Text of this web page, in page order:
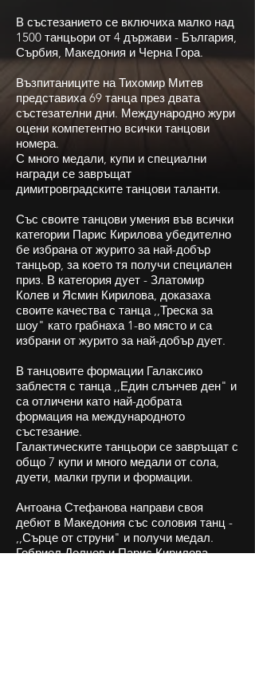
В състезанието се включиха малко над
1500 танцьори от 4 държави - България,
Сърбия, Македония и Черна Гора.
Възпитаниците на Тихомир Митев
представиха 69 танца през двата
състезателни дни. Международно жури
оцени компетентно всички танцови
номера.
С много медали, купи и специални
награди се завръщат
димитровградските танцови таланти.
Със своите танцови умения във всички
категории Парис Кирилова убедително
бе избрана от журито за най-добър
танцьор, за което тя получи специален
приз. В категория дует - Златомир
Колев и Ясмин Кирилова, доказаха
своите качества с танца ,,Треска за
шоу" като грабнаха 1-во място и са
избрани от журито за най-добър дует.
В танцовите формации Галаксико
заблестя с танца ,,Един слънчев ден" и
са отличени като най-добрата
формация на международното
състезание.
Галактическите танцьори се завръщат с
общо 7 купи и много медали от сола,
дуети, малки групи и формации.
Антоана Стефанова направи своя
дебют в Македония със соловия танц -
,,Сърце от струни" и получи медал.
Гебриел Делчев и Парис Кирилова